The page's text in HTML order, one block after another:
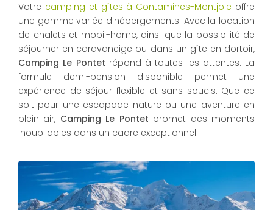
Votre camping et gîtes à Contamines-Montjoie offre
une gamme variée d'hébergements. Avec la location
de chalets et mobil-home, ainsi que la possibilité de
séjourner en caravaneige ou dans un gîte en dortoir,
Camping Le Pontet répond à toutes les attentes. La
formule demi-pension disponible permet une
expérience de séjour flexible et sans soucis. Que ce
soit pour une escapade nature ou une aventure en
plein air, Camping Le Pontet promet des moments
inoubliables dans un cadre exceptionnel.